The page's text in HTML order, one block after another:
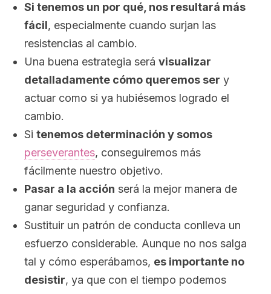
Si tenemos un por qué, nos resultará más
fácil, especialmente cuando surjan las
resistencias al cambio.
Una buena estrategia será visualizar
detalladamente cómo queremos ser y
actuar como si ya hubiésemos logrado el
cambio.
Si tenemos determinación y somos
perseverantes, conseguiremos más
fácilmente nuestro objetivo.
Pasar a la acción será la mejor manera de
ganar seguridad y confianza.
Sustituir un patrón de conducta conlleva un
esfuerzo considerable. Aunque no nos salga
tal y cómo esperábamos, es importante no
desistir, ya que con el tiempo podemos